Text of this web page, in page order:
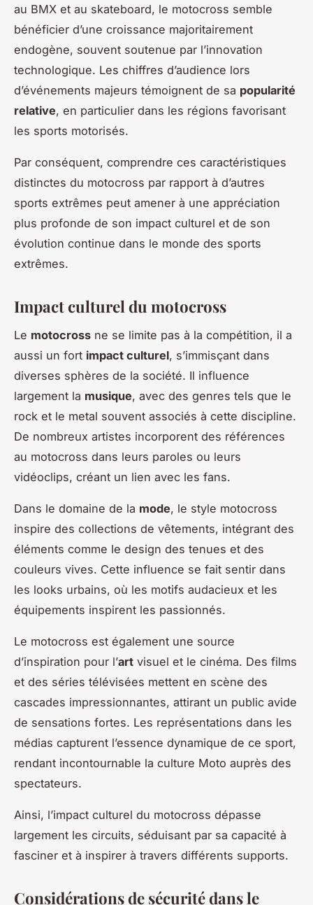
au BMX et au skateboard, le motocross semble
bénéficier d’une croissance majoritairement
endogène, souvent soutenue par l’innovation
technologique. Les chiffres d’audience lors
d’événements majeurs témoignent de sa popularité
relative, en particulier dans les régions favorisant
les sports motorisés.
Par conséquent, comprendre ces caractéristiques
distinctes du motocross par rapport à d’autres
sports extrêmes peut amener à une appréciation
plus profonde de son impact culturel et de son
évolution continue dans le monde des sports
extrêmes.
Impact culturel du motocross
Le motocross ne se limite pas à la compétition, il a
aussi un fort impact culturel, s’immisçant dans
diverses sphères de la société. Il influence
largement la musique, avec des genres tels que le
rock et le metal souvent associés à cette discipline.
De nombreux artistes incorporent des références
au motocross dans leurs paroles ou leurs
vidéoclips, créant un lien avec les fans.
Dans le domaine de la mode, le style motocross
inspire des collections de vêtements, intégrant des
éléments comme le design des tenues et des
couleurs vives. Cette influence se fait sentir dans
les looks urbains, où les motifs audacieux et les
équipements inspirent les passionnés.
Le motocross est également une source
d’inspiration pour l’art visuel et le cinéma. Des films
et des séries télévisées mettent en scène des
cascades impressionnantes, attirant un public avide
de sensations fortes. Les représentations dans les
médias capturent l’essence dynamique de ce sport,
rendant incontournable la culture Moto auprès des
spectateurs.
Ainsi, l’impact culturel du motocross dépasse
largement les circuits, séduisant par sa capacité à
fasciner et à inspirer à travers différents supports.
Considérations de sécurité dans le